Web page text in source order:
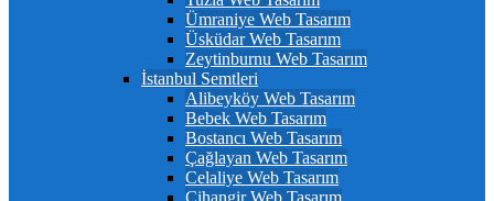
Ümraniye Web Tasarım
Üsküdar Web Tasarım
Zeytinburnu Web Tasarım
İstanbul Semtleri
Alibeyköy Web Tasarım
Bebek Web Tasarım
Bostancı Web Tasarım
Çağlayan Web Tasarım
Celaliye Web Tasarım
Cihangir Web Tasarım